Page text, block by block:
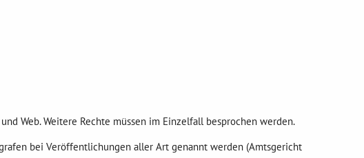
Web. Weitere Rechte müssen im Einzelfall besprochen werden.
bei Veröffentlichungen aller Art genannt werden (Amtsgericht